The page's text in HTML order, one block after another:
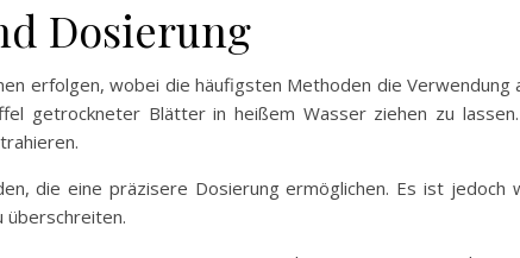
Dosierung
erfolgen, wobei die häufigsten Methoden die
getrockneter Blätter in heißem Wasser ziehen zu
die eine präzisere Dosierung ermöglichen. Es ist jedoch
überschreiten.